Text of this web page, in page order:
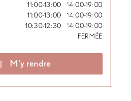
11:00-13:00 | 14:00-19:00
11:00-13:00 | 14:00-19:00
10:30-12:30 | 14:00-19:00
FERMÉE
M'y rendre